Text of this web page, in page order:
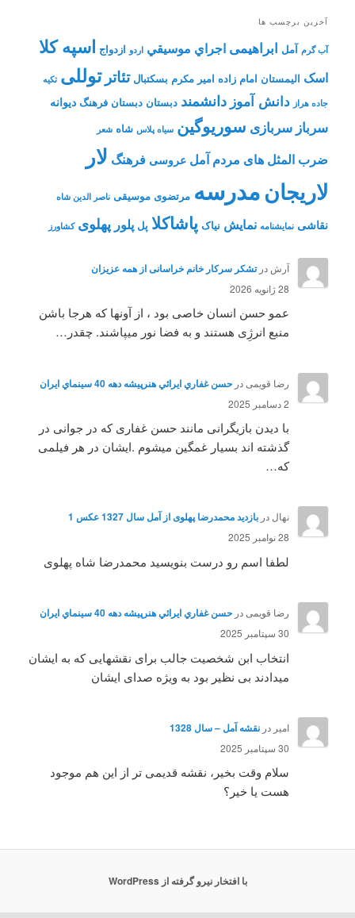
آخرین برچسب ها
آب گرم آمل ابراهیمی اجراي موسيقي اردو ازدواج اسپه کلا
اسک الیمستان امام زاده امیر مکرم بسکتبال تئاتر توللی تکیه
جاده هراز دانش آموز دانشمند دبستان دبستان فرهنگ دیوانه
سرباز سربازی سوریوگین سیاه پلاس شاه شعر
ضرب المثل های مردم آمل عروسی فرهنگ لار
لاریجانمدرسه مرتضوی موسیقی ناصر الدین شاه
نقاشی نمايشنامه نمایش نیاک پاشاکلا پل پلور پهلوی کشاورز
آرش درتشکر سرکار خانم خراسانی از همه عزیزان
28 ژانویه 2026
عمو حسن انسان خاصی بود ، از آونها که هرجا باشن
منبع انرژِی هستند و به فضا نور میپاشند. چقدر…
رضا قویمی در حسن غفاري ايرائي هنرپيشه دهه 40 سينماي ايران
2 دسامبر 2025
با دیدن بازیگرانی مانند حسن غفاری که در جوانی در
گذشته اند بسیار غمگین میشوم .ایشان در هر فیلمی
که…
نهال در بازدید محمدرضا پهلوی از آمل سال 1327 عکس 1
28 نوامبر 2025
لطفا اسم رو درست بنویسید محمدرضا شاه پهلوی
رضا قویمی در حسن غفاري ايرائي هنرپيشه دهه 40 سينماي ايران
30 سپتامبر 2025
انتخاب ابن شخصیت جالب برای نقشهایی که به ایشان
میدادند بی نظیر بود به ویژه صدای ایشان
امیر در نقشه آمل – سال 1328
30 سپتامبر 2025
سلام وقت بخیر، نقشه قدیمی تر از این هم موجود
هست یا خیر؟
با افتخار نیرو گرفته از WordPress